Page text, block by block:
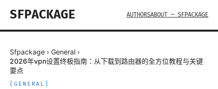
SFPACKAGE AUTHORSABOUT — SFPACKAGE
Sfpackage › General ›
2026年vpn设置终极指南：从下载到路由器的全方位教程与关键
要点
GENERAL